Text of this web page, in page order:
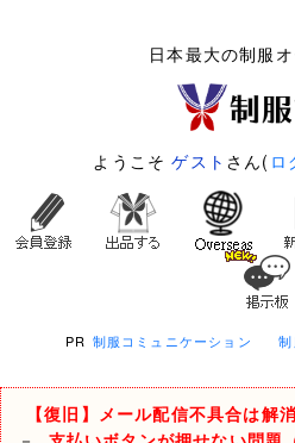
日本最大の制服
ようこそゲスト さん( ロ
PR 制服コミュニケーション
【復旧】メール配信不具合は解